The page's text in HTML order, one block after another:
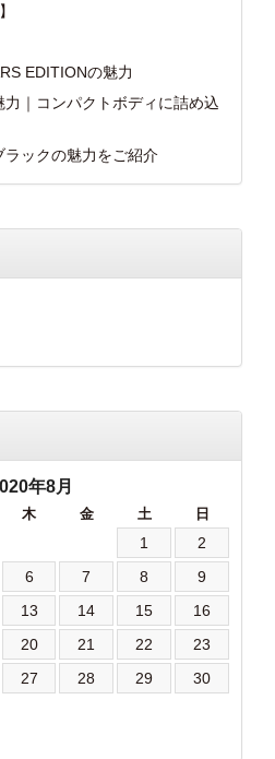
EDITIONの魅力
｜コンパクトボディに詰め込
ックの魅力をご紹介
年8月
木 金 土 日
1
2
6 7 8
9
13 14 15
16
20 21 22
23
27 28 29
30